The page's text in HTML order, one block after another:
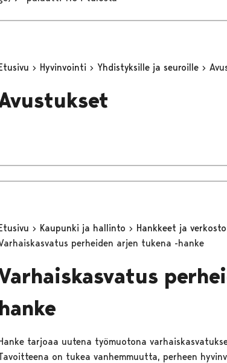
Hyvinvointi Yhdistyksille ja seuroille
Kaupunki ja hallinto Hankkeet ja
perheiden arjen tukena -hanke
hanke
tarjoaa uutena työmuotona
on tukea vanhemmuutta, perheen